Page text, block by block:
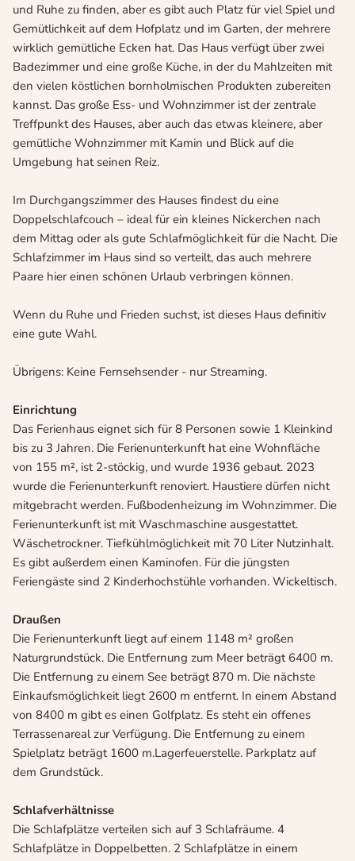
und Ruhe zu finden, aber es gibt auch Platz für viel Spiel und
Gemütlichkeit auf dem Hofplatz und im Garten, der mehrere
wirklich gemütliche Ecken hat. Das Haus verfügt über zwei
Badezimmer und eine große Küche, in der du Mahlzeiten mit
den vielen köstlichen bornholmischen Produkten zubereiten
kannst. Das große Ess- und Wohnzimmer ist der zentrale
Treffpunkt des Hauses, aber auch das etwas kleinere, aber
gemütliche Wohnzimmer mit Kamin und Blick auf die
Umgebung hat seinen Reiz.
Im Durchgangszimmer des Hauses findest du eine
Doppelschlafcouch – ideal für ein kleines Nickerchen nach
dem Mittag oder als gute Schlafmöglichkeit für die Nacht. Die
Schlafzimmer im Haus sind so verteilt, das auch mehrere
Paare hier einen schönen Urlaub verbringen können.
Wenn du Ruhe und Frieden suchst, ist dieses Haus definitiv
eine gute Wahl.
Übrigens: Keine Fernsehsender - nur Streaming.
Einrichtung
Das Ferienhaus eignet sich für 8 Personen sowie 1 Kleinkind
bis zu 3 Jahren. Die Ferienunterkunft hat eine Wohnfläche
von 155 m², ist 2-stöckig, und wurde 1936 gebaut. 2023
wurde die Ferienunterkunft renoviert. Haustiere dürfen nicht
mitgebracht werden. Fußbodenheizung im Wohnzimmer. Die
Ferienunterkunft ist mit Waschmaschine ausgestattet.
Wäschetrockner. Tiefkühlmöglichkeit mit 70 Liter Nutzinhalt.
Es gibt außerdem einen Kaminofen. Für die jüngsten
Feriengäste sind 2 Kinderhochstühle vorhanden. Wickeltisch.
Draußen
Die Ferienunterkunft liegt auf einem 1148 m² großen
Naturgrundstück. Die Entfernung zum Meer beträgt 6400 m.
Die Entfernung zu einem See beträgt 870 m. Die nächste
Einkaufsmöglichkeit liegt 2600 m entfernt. In einem Abstand
von 8400 m gibt es einen Golfplatz. Es steht ein offenes
Terrassenareal zur Verfügung. Die Entfernung zu einem
Spielplatz beträgt 1600 m.Lagerfeuerstelle. Parkplatz auf
dem Grundstück.
Schlafverhältnisse
Die Schlafplätze verteilen sich auf 3 Schlafräume. 4
Schlafplätze in Doppelbetten. 2 Schlafplätze in einem